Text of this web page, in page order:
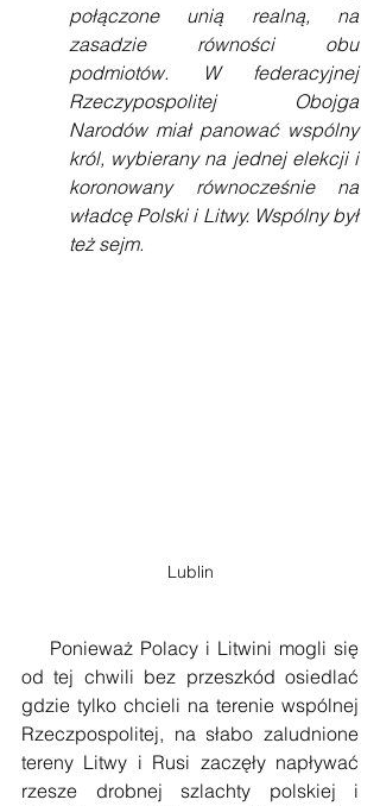
połączone unią realną, na
zasadzie równości obu
podmiotów. W federacyjnej
Rzeczypospolitej Obojga
Narodów miał panować wspólny
król, wybierany na jednej elekcji i
koronowany równocześnie na
władcę Polski i Litwy. Wspólny był
też sejm.
Lublin
Ponieważ Polacy i Litwini mogli się
od tej chwili bez przeszkód osiedlać
gdzie tylko chcieli na terenie wspólnej
Rzeczpospolitej, na słabo zaludnione
tereny Litwy i Rusi zaczęły napływać
rzesze drobnej szlachty polskiej i